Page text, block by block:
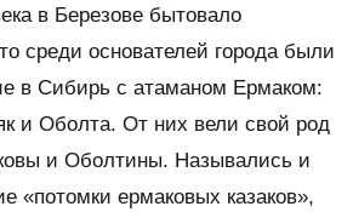
в Березове бытовало
среди основателей города были
в Сибирь с атаманом Ермаком:
и Оболта. От них вели свой род
и Оболтины. Назывались и
«потомки ермаковых казаков»,